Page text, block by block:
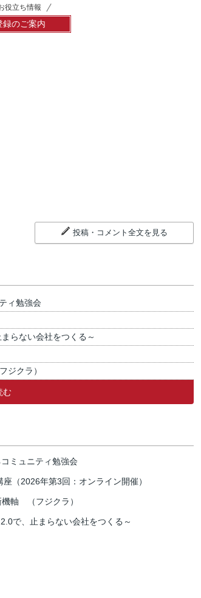
役立ち情報
録のご案内
投稿・コメント全文を見る
ィ勉強会
らない会社をつくる～
ジクラ）
む
ミュニティ勉強会
（2026年第3回：オンライン開催）
機軸 （フジクラ）
で、止まらない会社をつくる～